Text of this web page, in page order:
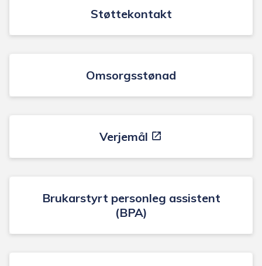
Støttekontakt
Omsorgsstønad
Verjemål
Brukarstyrt personleg assistent
(BPA)